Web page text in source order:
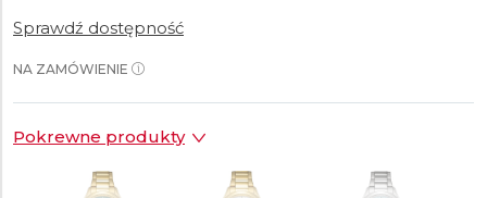
Sprawdź dostępność
NA ZAMÓWIENIE
Pokrewne produkty